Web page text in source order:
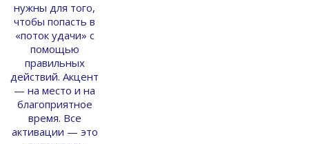
нужны для того,
чтобы попасть в
«поток удачи» с
помощью
правильных
действий. Акцент
— на место и на
благоприятное
время. Все
активации — это